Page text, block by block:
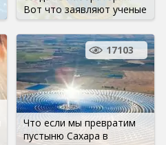
Вот что заявляют ученые
Что если мы превратим
пустыню Сахара в
17103